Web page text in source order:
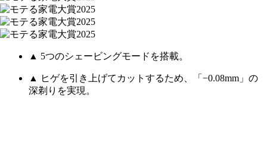
▲ 5つのシェービングモードを搭載。
▲ ヒゲを引き上げてカットするため、「−0.08mm」の
深剃りを実現。